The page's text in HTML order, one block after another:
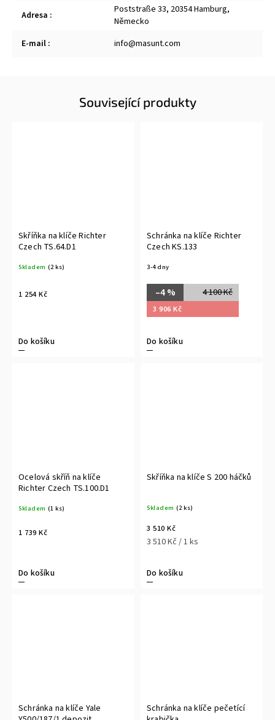
Adresa :
Poststraße 33, 20354 Hamburg,
Německo
E-mail : info@masunt.com
Související produkty
Skříňka na klíče Richter
Czech TS.64.D1
Skladem (2 ks)
1 254 Kč
Do košíku
Schránka na klíče Richter
Czech KS.133
3-4 dny
4 100 Kč
–4 %
3 906 Kč
Do košíku
Ocelová skříň na klíče
Richter Czech TS.100.D1
Skladem (1 ks)
1 739 Kč
Do košíku
Skříňka na klíče S 200 háčků
Skladem (2 ks)
3 510 Kč
3 510 Kč / 1 ks
Do košíku
Schránka na klíče Yale
Schránka na klíče pečetící